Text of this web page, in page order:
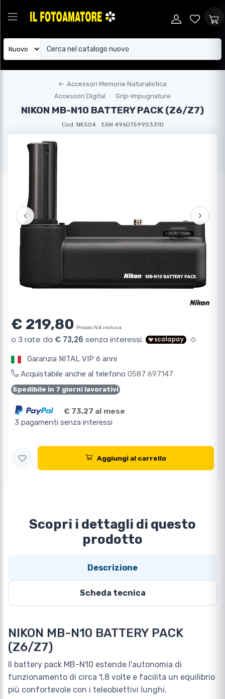
← Accessori Memorie Naturalistica
Accessori Digital
Grip-Impugnature
NIKON MB-N10 BATTERY PACK (Z6/Z7)
Cod. NK504 EAN 4960759903310
‹ ›
€ 219,80 Prezzo IVA inclusa
Garanzia NITAL VIP 6 anni
Acquistabile anche al telefono 0587 697147
Spedibile in 7 giorni lavorativi
€ 73,27 al mese
3 pagamenti senza interessi
Aggiungi al carrello
Scopri i dettagli di questo
prodotto
Descrizione
Scheda tecnica
NIKON MB-N10 BATTERY PACK
(Z6/Z7)
Il battery pack MB-N10 estende l'autonomia di
funzionamento di circa 1,8 volte e facilita un equilibrio
più confortevole con i teleobiettivi lunghi.